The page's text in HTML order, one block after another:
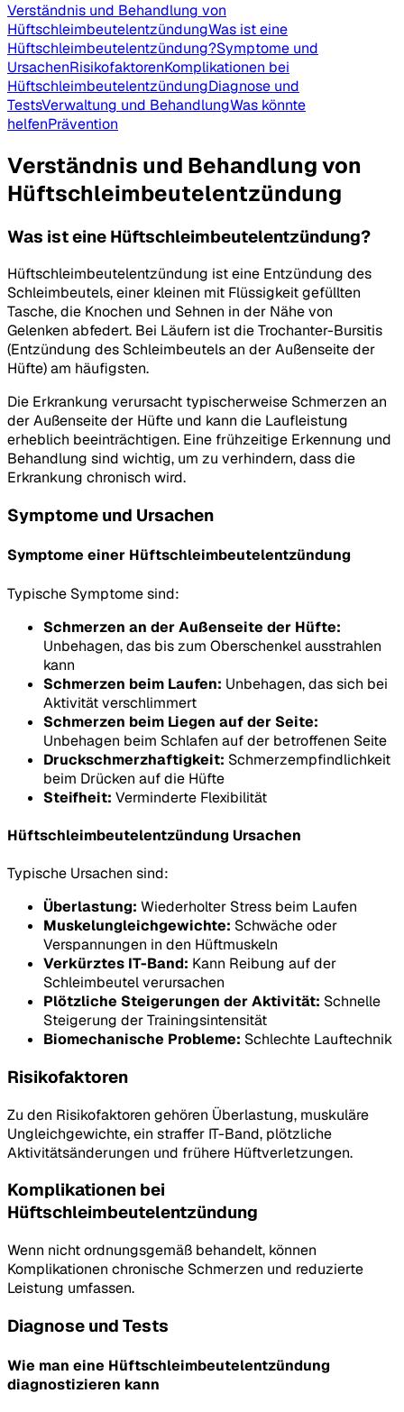
Verständnis und Behandlung von
HüftschleimbeutelentzündungWas ist eine
Hüftschleimbeutelentzündung?Symptome und
UrsachenRisikofaktorenKomplikationen bei
HüftschleimbeutelentzündungDiagnose und
TestsVerwaltung und BehandlungWas könnte
helfenPrävention
Verständnis und Behandlung von
Hüftschleimbeutelentzündung
Was ist eine Hüftschleimbeutelentzündung?
Hüftschleimbeutelentzündung ist eine Entzündung des
Schleimbeutels, einer kleinen mit Flüssigkeit gefüllten
Tasche, die Knochen und Sehnen in der Nähe von
Gelenken abfedert. Bei Läufern ist die Trochanter-Bursitis
(Entzündung des Schleimbeutels an der Außenseite der
Hüfte) am häufigsten.
Die Erkrankung verursacht typischerweise Schmerzen an
der Außenseite der Hüfte und kann die Laufleistung
erheblich beeinträchtigen. Eine frühzeitige Erkennung und
Behandlung sind wichtig, um zu verhindern, dass die
Erkrankung chronisch wird.
Symptome und Ursachen
Symptome einer Hüftschleimbeutelentzündung
Typische Symptome sind:
Schmerzen an der Außenseite der Hüfte:
Unbehagen, das bis zum Oberschenkel ausstrahlen
kann
Schmerzen beim Laufen: Unbehagen, das sich bei
Aktivität verschlimmert
Schmerzen beim Liegen auf der Seite:
Unbehagen beim Schlafen auf der betroffenen Seite
Druckschmerzhaftigkeit: Schmerzempfindlichkeit
beim Drücken auf die Hüfte
Steifheit: Verminderte Flexibilität
Hüftschleimbeutelentzündung Ursachen
Typische Ursachen sind:
Überlastung: Wiederholter Stress beim Laufen
Muskelungleichgewichte: Schwäche oder
Verspannungen in den Hüftmuskeln
Verkürztes IT-Band: Kann Reibung auf der
Schleimbeutel verursachen
Plötzliche Steigerungen der Aktivität: Schnelle
Steigerung der Trainingsintensität
Biomechanische Probleme: Schlechte Lauftechnik
Risikofaktoren
Zu den Risikofaktoren gehören Überlastung, muskuläre
Ungleichgewichte, ein straffer IT-Band, plötzliche
Aktivitätsänderungen und frühere Hüftverletzungen.
Komplikationen bei
Hüftschleimbeutelentzündung
Wenn nicht ordnungsgemäß behandelt, können
Komplikationen chronische Schmerzen und reduzierte
Leistung umfassen.
Diagnose und Tests
Wie man eine Hüftschleimbeutelentzündung
diagnostizieren kann